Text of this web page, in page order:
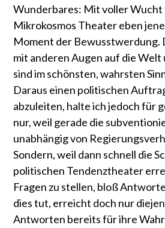
Wunderbares: Mit voller
Mikrokosmos Theater eben
Moment der Bewusstwerdung.
mit anderen Augen auf die Welt
sind im schönsten, wahrsten
Daraus einen politischen
abzuleiten, halte ich jedoch für
nur, weil gerade die
unabhängig von
Sondern, weil dann schnell die
politischen Tendenztheater
Fragen zu stellen, bloß
dies tut, erreicht doch nur
Antworten bereits für ihre